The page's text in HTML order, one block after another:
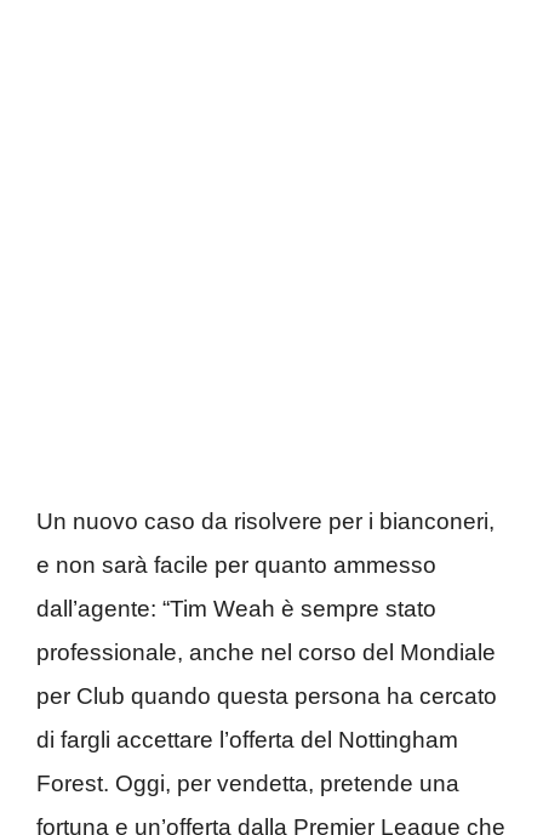
Un nuovo caso da risolvere per i bianconeri,
e non sarà facile per quanto ammesso
dall’agente: “Tim Weah è sempre stato
professionale, anche nel corso del Mondiale
per Club quando questa persona ha cercato
di fargli accettare l’offerta del Nottingham
Forest. Oggi, per vendetta, pretende una
fortuna e un’offerta dalla Premier League che